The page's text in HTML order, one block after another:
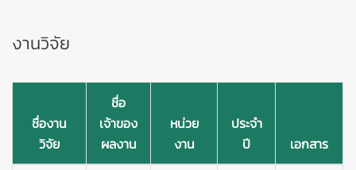
งานวิจัย
ชื่องาน
วิจัย
ชื่อ
เจ้าของ
ผลงาน
หน่วย
งาน
ประจำ
ปี
เอกสาร